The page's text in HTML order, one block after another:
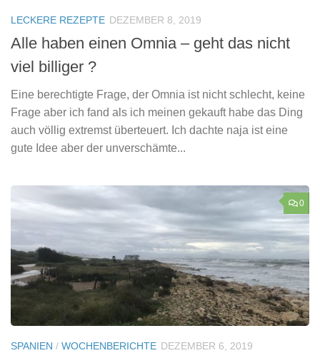
LECKERE REZEPTE DEZEMBER 8, 2019
Alle haben einen Omnia – geht das nicht
viel billiger ?
Eine berechtigte Frage, der Omnia ist nicht schlecht, keine
Frage aber ich fand als ich meinen gekauft habe das Ding
auch völlig extremst überteuert. Ich dachte naja ist eine
gute Idee aber der unverschämte...
0
SPANIEN / WOCHENBERICHTE DEZEMBER 6, 2019